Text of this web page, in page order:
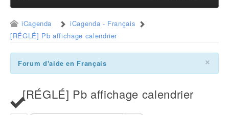
iCagenda
iCagenda - Français
[RÉGLÉ] Pb affichage calendrier
×
Forum d'aide en Français
[RÉGLÉ] Pb affichage calendrier